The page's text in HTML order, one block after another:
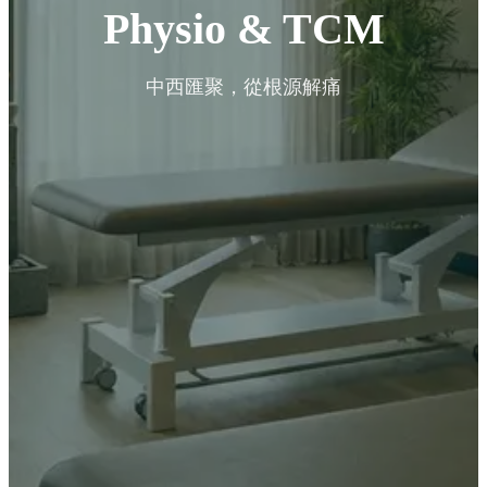
Physio & TCM
中西匯聚，從根源解痛